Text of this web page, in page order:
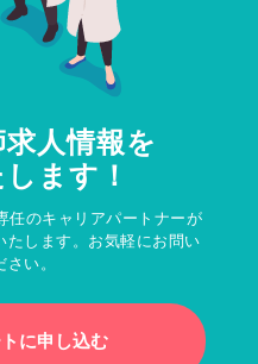
人情報を
ます！
任のキャリアパートナーが
たします。お気軽にお問い
い。
に申し込む